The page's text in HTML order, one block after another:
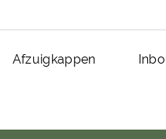
Afzuigkappen